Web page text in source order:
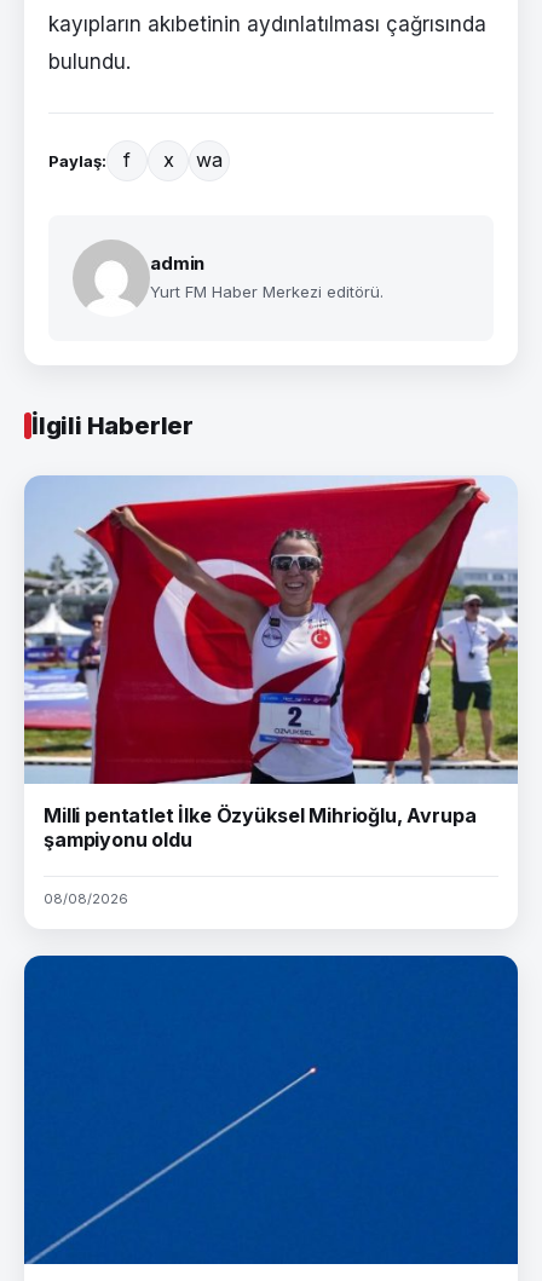
kayıpların akıbetinin aydınlatılması çağrısında
bulundu.
Paylaş: f x wa
admin
Yurt FM Haber Merkezi editörü.
İlgili Haberler
Milli pentatlet İlke Özyüksel Mihrioğlu, Avrupa
şampiyonu oldu
08/08/2026